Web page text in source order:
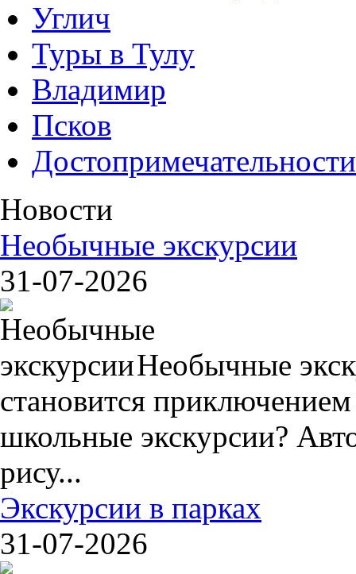
Углич
Туры в Тулу
Владимир
Псков
Достопримечательности
Новости
Необычные экскурсии
31-07-2026
Необычные
становится
школьные экскурсии?
рису...
Экскурсии в парках
31-07-2026